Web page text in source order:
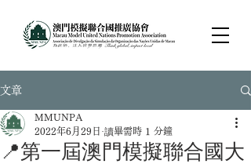
文章
📍第一屆澳門模擬聯合國大
MMUNPA
2022年6月29日 讀畢需時 1 分鐘